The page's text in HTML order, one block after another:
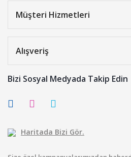
Müşteri Hizmetleri
Alışveriş
Bizi Sosyal Medyada Takip Edin
Haritada Bizi Gör.